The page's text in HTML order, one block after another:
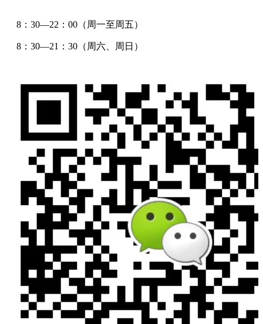
8：30—22：00（周一至周五）
8：30—21：30（周六、周日）